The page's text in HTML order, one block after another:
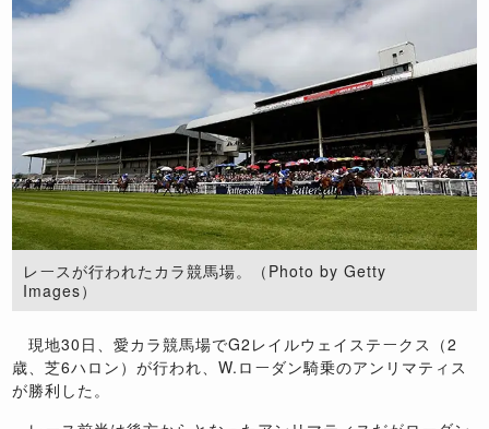
レースが行われたカラ競馬場。（Photo by Getty
Images）
現地30 日、愛カラ競馬場でG2 レイルウェイステークス（2
歳、芝6ハロン）が行われ、W. ローダン騎乗のアンリマティス
が勝利した。